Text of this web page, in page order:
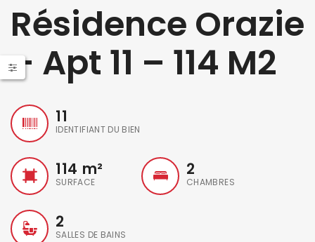
Résidence Orazie
– Apt 11 – 114 M2
11
IDENTIFIANT DU BIEN
114 m²
SURFACE
2
CHAMBRES
2
SALLES DE BAINS